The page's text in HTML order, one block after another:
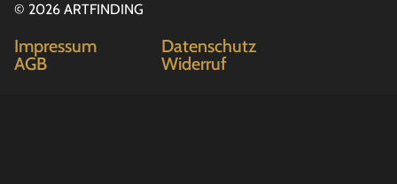
© 2026 ARTFINDING
Impressum
Datenschutz
AGB
Widerruf